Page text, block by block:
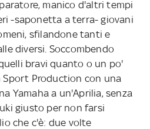
manico d'altri tempi
-saponetta a terra- giovani
sfilandone tanti e
diversi. Soccombendo
bravi quanto o un po'
Sport Production con una
Yamaha a un'Aprilia, senza
giusto per non farsi
che c'è: due volte